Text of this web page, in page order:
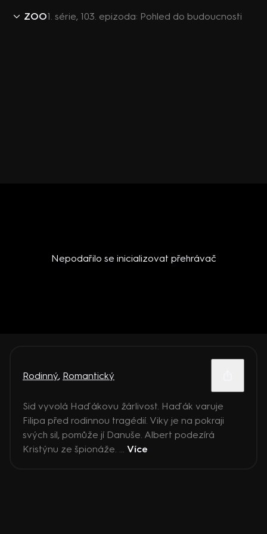
ZOO1. série, 103. epizoda: Pohled do budoucnosti
Nepodařilo se inicializovat přehrávač
Rodinný, Romantický
Sid vyvolá Haďákovu žárlivost. Haďák varuje
Filipa před rodinnou tragédií. Viky je na pokraji
svých sil, pomůže jí Danuše. Albert podezírá
Kristýnu ze špionáže. ... Více